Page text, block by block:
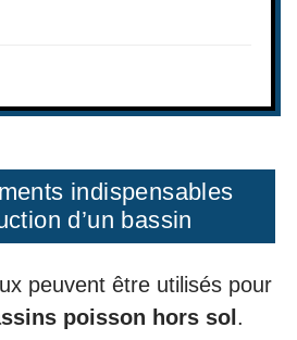
indispensables
d’un bassin
peuvent être utilisés pour
poisson hors sol.